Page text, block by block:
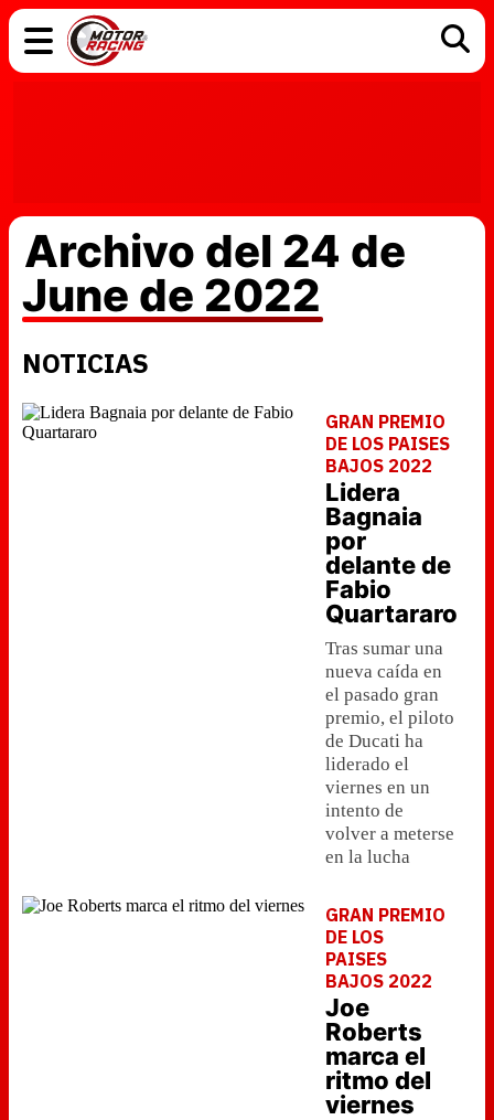
Archivo del 24 de
June de 2022
NOTICIAS
GRAN PREMIO
DE LOS PAISES
BAJOS 2022
Lidera
Bagnaia
por
delante de
Fabio
Quartararo
Tras sumar una
nueva caída en
el pasado gran
premio, el piloto
de Ducati ha
liderado el
viernes en un
intento de
volver a meterse
en la lucha
GRAN PREMIO
DE LOS
PAISES
BAJOS 2022
Joe
Roberts
marca el
ritmo del
viernes